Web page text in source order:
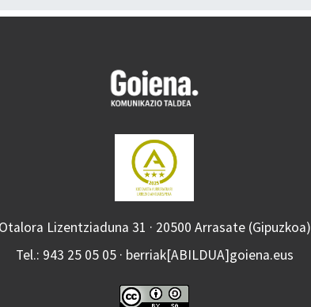
Otalora Lizentziaduna 31 · 20500 Arrasate (Gipuzkoa)
Tel.: 943 25 05 05 · berriak[ABILDUA]goiena.eus